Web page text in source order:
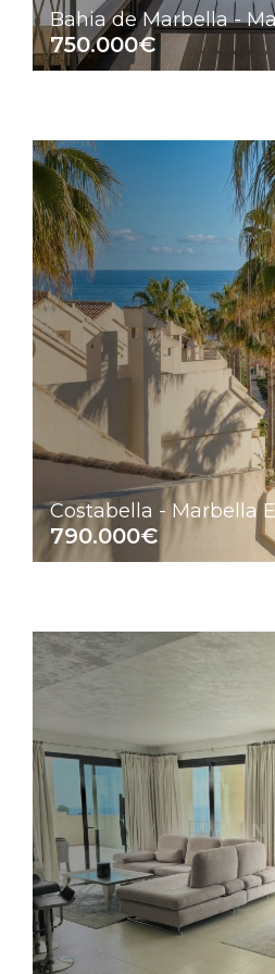
Bahia de Marbella -
750.000€
Costabella - Marbella
790.000€